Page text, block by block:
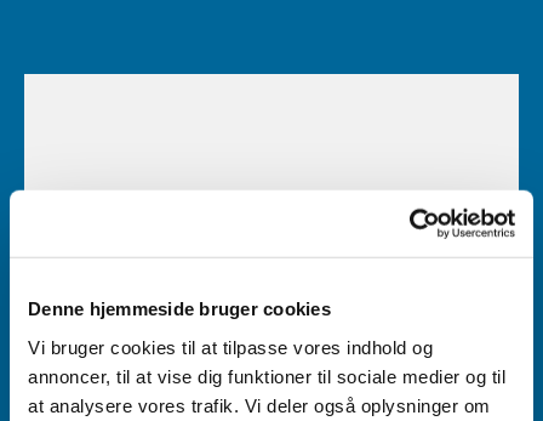
Denne hjemmeside bruger cookies
Vi bruger cookies til at tilpasse vores indhold og
annoncer, til at vise dig funktioner til sociale medier og til
at analysere vores trafik. Vi deler også oplysninger om